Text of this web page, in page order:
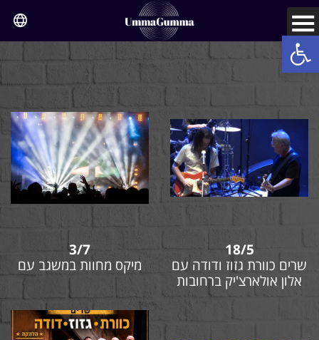
18/5
שרים כוורת גזוז ודודה עם
אלון אולארצ'יק ברחובות
3/7
מיקס מחוות במשגב עם
Open toolbar